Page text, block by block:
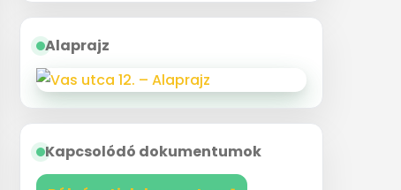
Alaprajz
Kapcsolódó dokumentumok